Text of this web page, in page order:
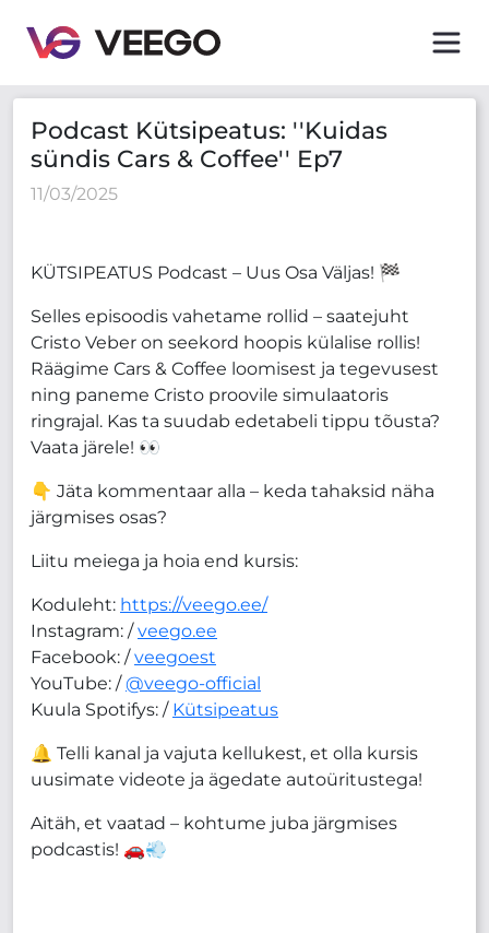
Podcast Kütsipeatus: ''Kuidas sündis Cars & Coffee''
Podcast Kütsipeatus: ''Kuidas
sündis Cars & Coffee'' Ep7
11/03/2025
KÜTSIPEATUS Podcast – Uus Osa Väljas! 🏁
Selles episoodis vahetame rollid – saatejuht
Cristo Veber on seekord hoopis külalise rollis!
Räägime Cars & Coffee loomisest ja tegevusest
ning paneme Cristo proovile simulaatoris
ringrajal. Kas ta suudab edetabeli tippu tõusta?
Vaata järele! 👀
👇 Jäta kommentaar alla – keda tahaksid näha
järgmises osas?
Liitu meiega ja hoia end kursis:
Koduleht: https://veego.ee/
Instagram: /veego.ee
Facebook: /veegoest
YouTube: /@veego-official
Kuula Spotifys: / Kütsipeatus
🔔 Telli kanal ja vajuta kellukest, et olla kursis
uusimate videote ja ägedate autoüritustega!
Aitäh, et vaatad – kohtume juba järgmises
podcastis! 🚗💨